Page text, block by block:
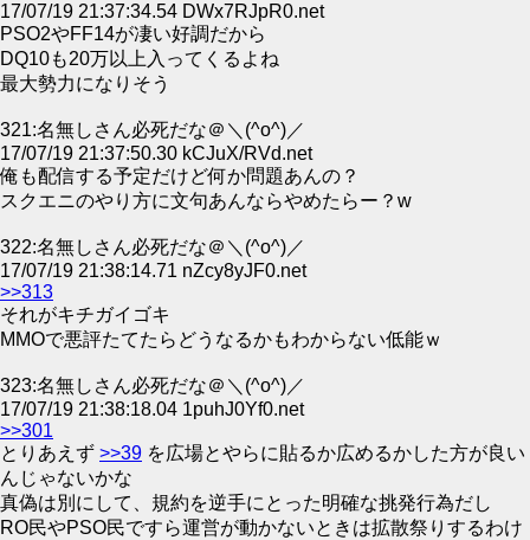
17/07/19 21:37:34.54 DWx7RJpR0.net
PSO2やFF14が凄い好調だから
DQ10も20万以上入ってくるよね
最大勢力になりそう
321:名無しさん必死だな＠＼(^o^)／
17/07/19 21:37:50.30 kCJuX/RVd.net
俺も配信する予定だけど何か問題あんの？
スクエニのやり方に文句あんならやめたらー？w
322:名無しさん必死だな＠＼(^o^)／
17/07/19 21:38:14.71 nZcy8yJF0.net
>>313
それがキチガイゴキ
MMOで悪評たてたらどうなるかもわからない低能ｗ
323:名無しさん必死だな＠＼(^o^)／
17/07/19 21:38:18.04 1puhJ0Yf0.net
>>301
とりあえず >>39 を広場とやらに貼るか広めるかした方が良い
んじゃないかな
真偽は別にして、規約を逆手にとった明確な挑発行為だし
RO民やPSO民ですら運営が動かないときは拡散祭りするわけ